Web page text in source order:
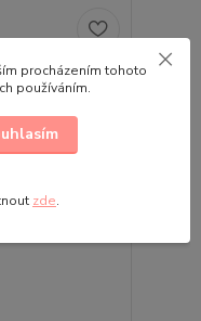
procházením tohoto
používáním.
zde.